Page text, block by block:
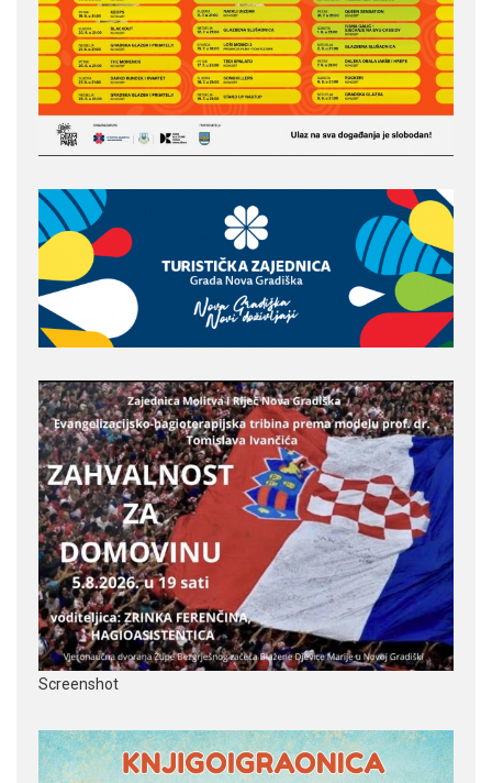
Screenshot